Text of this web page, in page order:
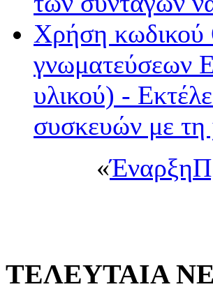
Χρήση κωδικού
γνωματεύσεων
υλικού) -
συσκευών με τη
«Έναρξη
ΤΕΛΕΥΤΑΙΑ